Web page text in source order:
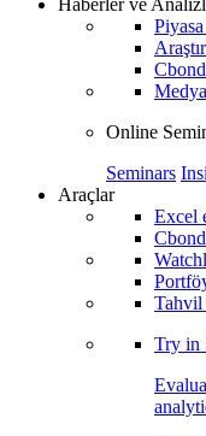
Haberler ve
Online
Seminars
Araçlar
Excel
Tahvil
Try in